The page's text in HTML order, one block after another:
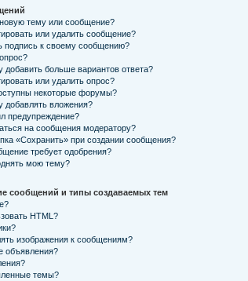
тему или сообщение?
или удалить сообщение?
подпись к своему сообщению?
добавить больше вариантов ответа?
или удалить опрос?
некоторые форумы?
добавлять вложения?
предупреждение?
на сообщения модератору?
«Сохранить» при создании сообщения?
требует одобрения?
мою тему?
сообщений и типы создаваемых тем
HTML?
изображения к сообщениям?
объявления?
темы?